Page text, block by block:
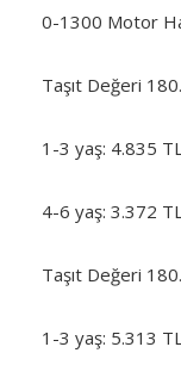
0-1300 Motor
Taşıt Değeri
1-3 yaş: 4.835
4-6 yaş: 3.372
Taşıt Değeri
1-3 yaş: 5.313